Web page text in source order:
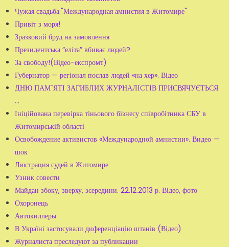
Чужая свадьба:"Международная амнистия в Житомире"
Привіт з моря!
Зразковий бруд на замовлення
Президентська “еліта” вбиває людей?
За свободу!(Відео-експромт)
Губернатор — регіонал послав людей «на хер». Відео
ДНЮ ПАМ`ЯТІ ЗАГИБЛИХ ЖУРНАЛІСТІВ ПРИСВЯЧУЄТЬСЯ
...
Ініційована перевірка тіньового бізнесу співробітника СБУ в
Житомирській області
Освобождение активистов «Международной амнистии». Видео —
шок
Люстрация судей в Житомире
Узник совести
Майдан збоку, зверху, зсередини. 22.12.2013 р. Відео, фото
Охоронець
Автокиллеры
В Україні застосували диференціацію штанів (Відео)
Журналиста преследуют за публикации